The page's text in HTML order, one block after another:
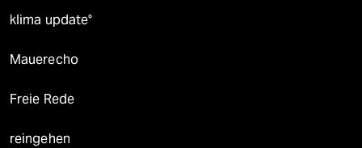
klima update°
Mauerecho
Freie Rede
reingehen